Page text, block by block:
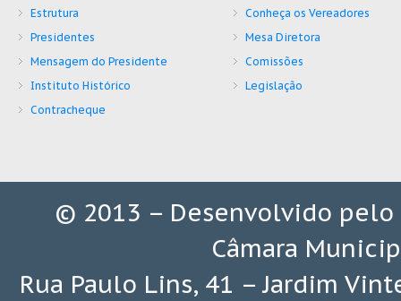
Estrutura
Presidentes
Mensagem do Presidente
Instituto Histórico
Contracheque
Conheça os Vereadores
Mesa Diretora
Comissões
Legislação
© 2013 – Desenvolvido pelo
Câmara
Rua Paulo Lins, 41 – Jardim